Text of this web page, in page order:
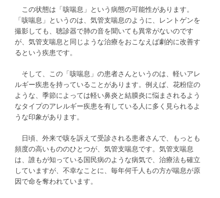
この状態は「咳喘息」という病態の可能性があります。
「咳喘息」というのは、気管支喘息のように、レントゲンを
撮影しても、聴診器で肺の音を聞いても異常がないのです
が、気管支喘息と同じような治療をおこなえば劇的に改善す
るという疾患です。
そして、この「咳喘息」の患者さんというのは、軽いアレ
ルギー疾患を持っていることがあります。例えば、花粉症の
ような、季節によっては軽い鼻炎と結膜炎に悩まされるよう
なタイプのアレルギー疾患を有している人に多く見られるよ
うな印象があります。
日頃、外来で咳を訴えて受診される患者さんで、もっとも
頻度の高いもののひとつが、気管支喘息です。気管支喘息
は、誰もが知っている国民病のような病気で、治療法も確立
していますが、不幸なことに、毎年何千人もの方が喘息が原
因で命を奪われています。